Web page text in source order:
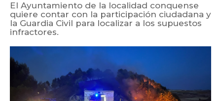
El Ayuntamiento de la localidad conquense
quiere contar con la participación ciudadana y
la Guardia Civil para localizar a los supuestos
infractores.